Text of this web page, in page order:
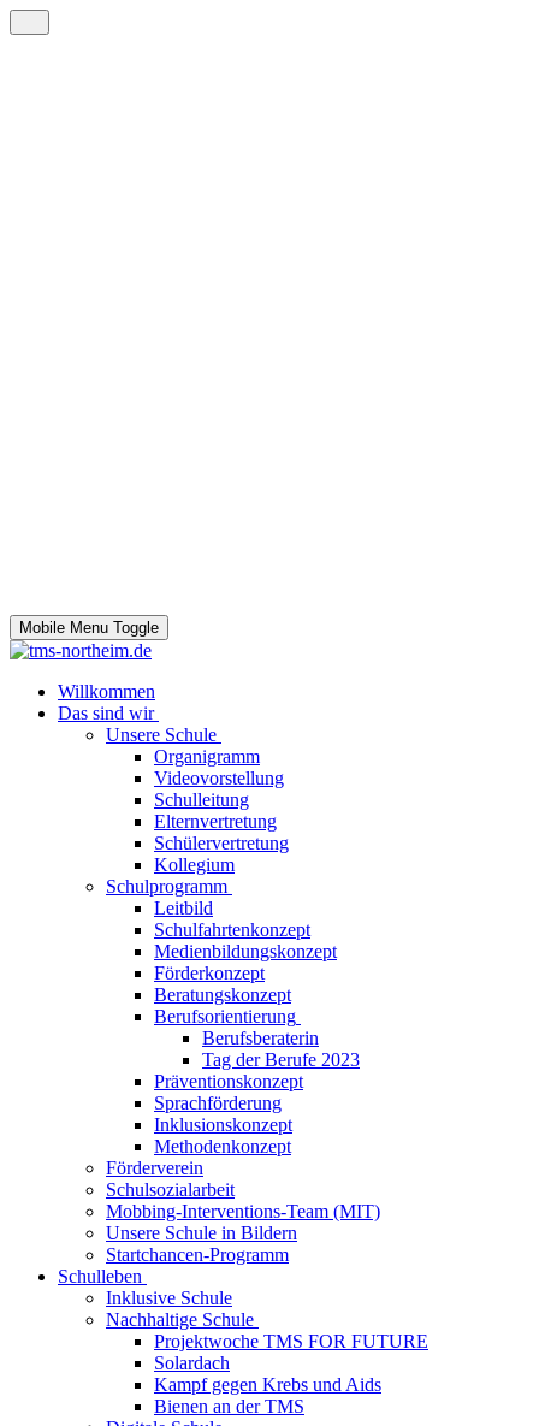
Mobile Menu Toggle
Willkommen
Das sind wir
Unsere Schule
Organigramm
Videovorstellung
Schulleitung
Elternvertretung
Schülervertretung
Kollegium
Schulprogramm
Leitbild
Schulfahrtenkonzept
Medienbildungskonzept
Förderkonzept
Beratungskonzept
Berufsorientierung
Berufsberaterin
Tag der Berufe 2023
Präventionskonzept
Sprachförderung
Inklusionskonzept
Methodenkonzept
Förderverein
Schulsozialarbeit
Mobbing-Interventions-Team (MIT)
Unsere Schule in Bildern
Startchancen-Programm
Schulleben
Inklusive Schule
Nachhaltige Schule
Projektwoche TMS FOR FUTURE
Solardach
Kampf gegen Krebs und Aids
Bienen an der TMS